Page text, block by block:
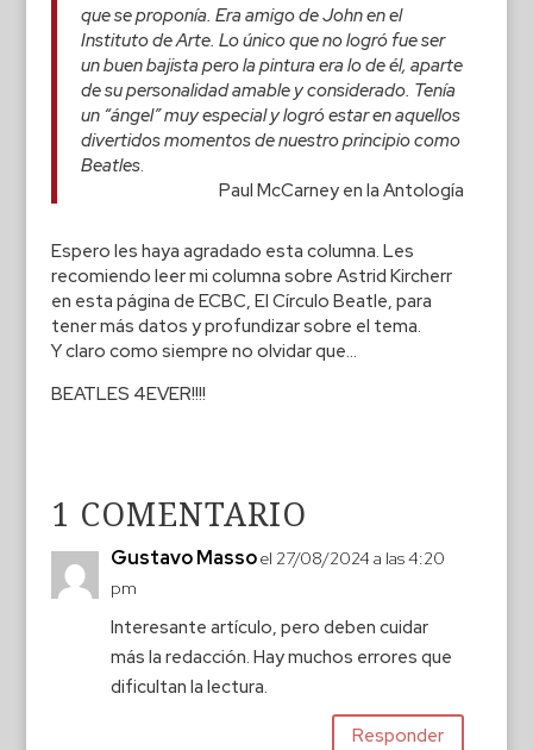
que se proponía. Era amigo de John en el
Instituto de Arte. Lo único que no logró fue ser
un buen bajista pero la pintura era lo de él, aparte
de su personalidad amable y considerado. Tenía
un “ángel” muy especial y logró estar en aquellos
divertidos momentos de nuestro principio como
Beatles.
Paul McCarney en la Antología
Espero les haya agradado esta columna. Les
recomiendo leer mi columna sobre Astrid Kircherr
en esta página de ECBC, El Círculo Beatle, para
tener más datos y profundizar sobre el tema.
Y claro como siempre no olvidar que…
BEATLES 4EVER!!!!
1 COMENTARIO
Gustavo Massoel 27/08/2024 a las 4:20
pm
Interesante artículo, pero deben cuidar
más la redacción. Hay muchos errores que
dificultan la lectura.
Responder